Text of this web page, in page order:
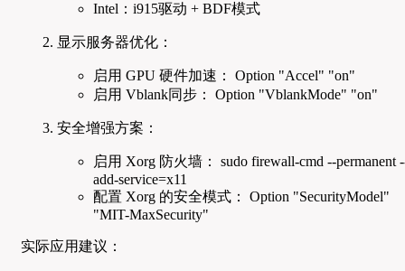
Intel：i915驱动 + BDF模式
显示服务器优化：
启用 GPU 硬件加速： Option "Accel" "on"
启用 Vblank同步： Option "VblankMode" "on"
安全增强方案：
启用 Xorg 防火墙： sudo firewall-cmd --permanent
add-service=x11
配置 Xorg 的安全模式： Option "SecurityModel"
"MIT-MaxSecurity"
实际应用建议：